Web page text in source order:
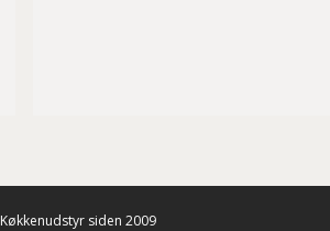
Køkkenudstyr siden 2009